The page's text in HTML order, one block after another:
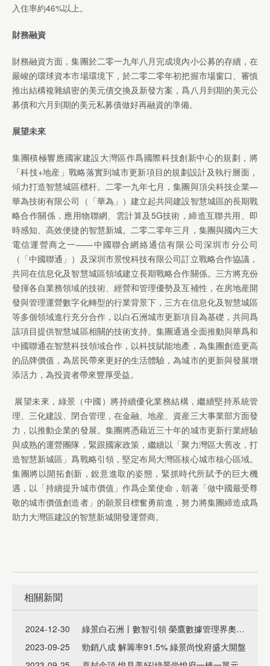
入住率約46%以上。
財務融資
財務融資方面，集團於二零一九年八月完成境內小公募的存續，在
嚴峻的環球資本市場環境下，於二零二零年初把握市場窗口、審慎
推出結構複雜縝密的美元債交換及新發方案，爲八月到期的美元公
募債和六月到期的美元私募債做好再融資的準備。
展望未來
集團積極響應國家建設大灣區作爲國際科技創新中心的規劃，將
「科技+地産」戰略落實到城市更新項目的規劃設計及執行層面，
傾力打造智慧城區標杆。二零一九年七月，集團與頂尖科技企業—
華為技術有限公司（「華為」）建立起共同建設智慧城區的長期戰
略合作關係，應用物聯網、雲計算及5G技術，締造互聯共用、即
時感知、高效便捷的智慧新城。二零二零年三月，集團與國內三大
電信運營商之一——中國聯合網絡通信有限公司深圳市分公司
（「中國聯通」）及深圳市景悅科技有限公司訂立戰略合作協議，
共同在信息化及智慧城區領域建立長期戰略合作關係。三方將充份
發揮各自業務領域的技術、經營和管理優勢及互補性，在房地産開
發與管理運營數字化轉型的行業背景下，三方在信息化及智慧城區
等多個領域進行充分合作，以白石洲城市更新項目為基礎，共同爲
該項目提供智慧城區相關的技術支持。集團通過全面推動與華爲和
中國聯通在智慧科技領域合作，以科技賦能地產，為集團創造更高
的品牌價值，為居民帶來更好的生活體驗，為城市的更新與發展增
添活力，為投資者帶來豐厚受益。
展望未來，綠景（中國）將持續優化業務結構，繼續堅持系統管
理、三化建設、閉合管理，在金融、地産、資産三大事業部方面發
力，以推動企業的發展。集團將憑藉近三十年的城市更新行業經驗
與成熟的運營團隊，緊跟國家政策，繼續以「聚力灣區大舊改，打
造智慧新城區」爲戰略引領，堅定布局大灣區核心城市核心區域。
集團將以開拓創新，銳意進取的姿態，緊抓時代所賦予的巨大機
遇，以「持續提升城市價值」作爲企業使命，朝著「做中國最受尊
敬的城市價值創造者」的願景目標奮勇前進，努力將集團締造成爲
助力大灣區建設的智慧新城開發運營商。
相關新聞
2024-12-30
綠景白石洲丨數智引領 榮鷹數據管理界奧斯卡大獎
2023-09-25
勁銷八成 解籌率91.5% 綠景尚悅府盛大開盤